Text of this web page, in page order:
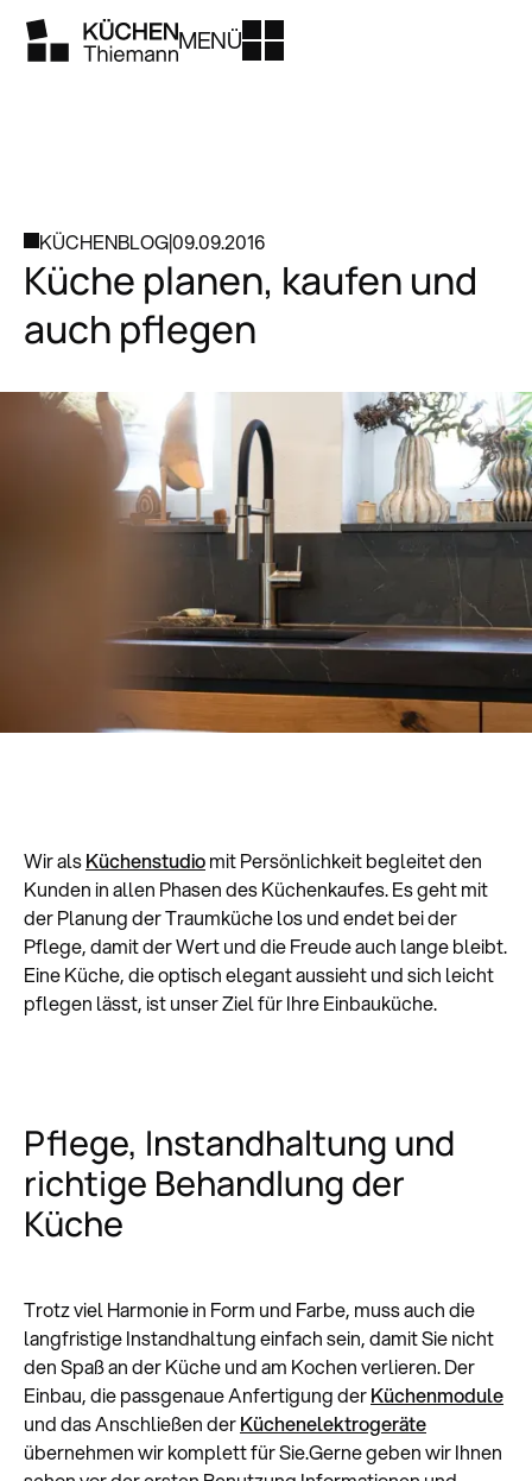
MENÜ
KÜCHENBLOG|09.09.2016
Küche planen, kaufen und
auch pflegen
Wir alsKüchenstudiomit Persönlichkeit begleitet den
Kunden in allen Phasen des Küchenkaufes. Es geht mit
der Planung der Traumküche los und endet bei der
Pflege, damit der Wert und die Freude auch lange bleibt.
Eine Küche, die optisch elegant aussieht und sich leicht
pflegen lässt, ist unser Ziel für Ihre Einbauküche.
Pflege, Instandhaltung und
richtige Behandlung der
Küche
Trotz viel Harmonie in Form und Farbe, muss auch die
langfristige Instandhaltung einfach sein, damit Sie nicht
den Spaß an der Küche und am Kochen verlieren. Der
Einbau, die passgenaue Anfertigung derKüchenmodule
und das Anschließen derKüchenelektrogeräte
übernehmen wir komplett für Sie.Gerne geben wir Ihnen